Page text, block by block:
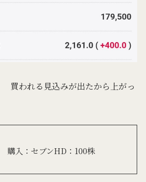
買われる見込みが出たから上がっ
購入：セブンHD：100株